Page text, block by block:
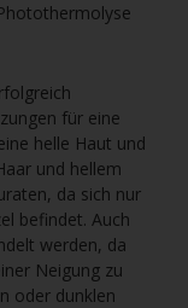
für eine
helle Haut und
und hellem
da sich nur
befindet. Auch
werden, da
Neigung zu
oder dunklen